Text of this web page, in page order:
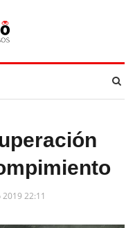
22:11